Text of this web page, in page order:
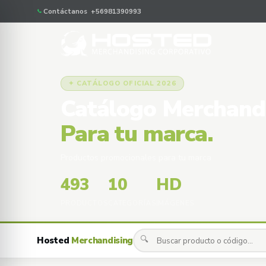
Contáctanos +56981390993
✦ CATÁLOGO OFICIAL 2026
Para tu marca.
493 10 HD
Hosted Merchandising 🔍